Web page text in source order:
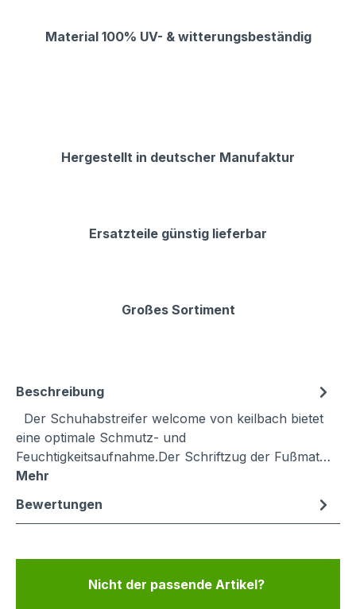
Material 100% UV- & witterungsbeständig
Hergestellt in deutscher Manufaktur
Ersatzteile günstig lieferbar
Großes Sortiment
Beschreibung
Der Schuhabstreifer welcome von keilbach bietet
eine optimale Schmutz- und
Feuchtigkeitsaufnahme.Der Schriftzug der Fußmat…
Mehr
Bewertungen
Nicht der passende Artikel?